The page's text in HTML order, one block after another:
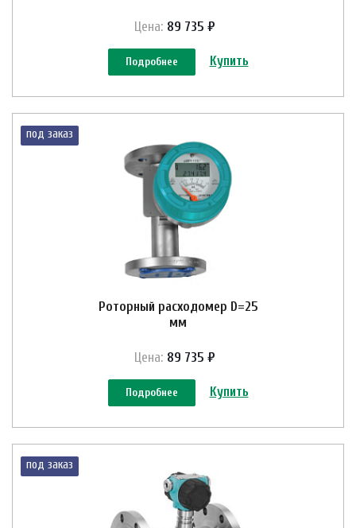
Цена: 89 735 ₽
Подробнее Купить
под заказ
Роторный расходомер D=25
мм
Цена: 89 735 ₽
Подробнее Купить
под заказ